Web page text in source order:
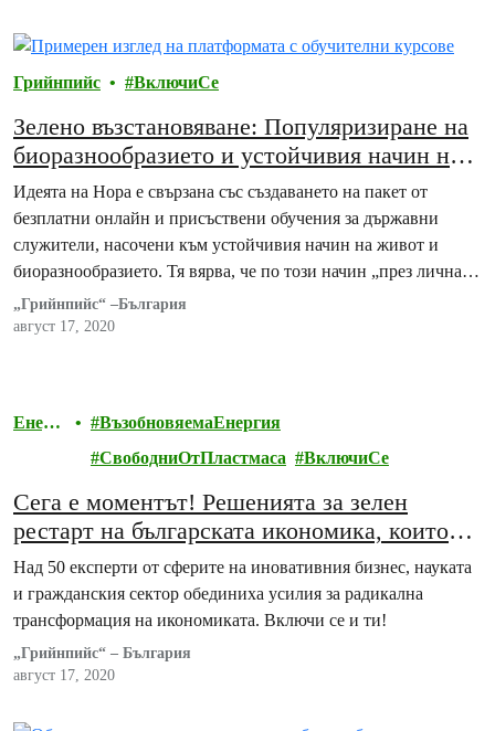
Грийнпийс ВключиСе
Зелено възстановяване: Популяризиране на
биоразнообразието и устойчивия начин на
живот през обученителни курсове за
държавната администрация
Идеята на Нора е свързана със създаването на пакет от
безплатни онлайн и присъствени обучения за държавни
служители, насочени към устойчивия начин на живот и
биоразнообразието. Тя вярва, че по този начин „през лична
осъзнатост и добър пример бездната между
природозащитниците и хората, от които реално зависят
„Грийнпийс“ –България
август 17, 2020
Енерг
ВъзобновяемаЕнергия
СвободниОтПластмаса
ВключиСе
Сега е моментът! Решенията за зелен
рестарт на българската икономика, които
предлагат водещи специалисти
Над 50 експерти от сферите на иновативния бизнес, науката
и гражданския сектор обединиха усилия за радикална
трансформация на икономиката. Включи се и ти!
„Грийнпийс“ – България
август 17, 2020